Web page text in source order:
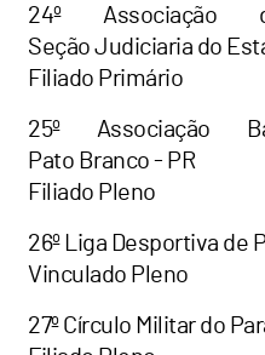
24º Associação
Seção Judiciaria do
Filiado Primário
25º Associação
Pato Branco - PR
Filiado Pleno
26º Liga Desportiva de
Vinculado Pleno
27º Círculo Militar do